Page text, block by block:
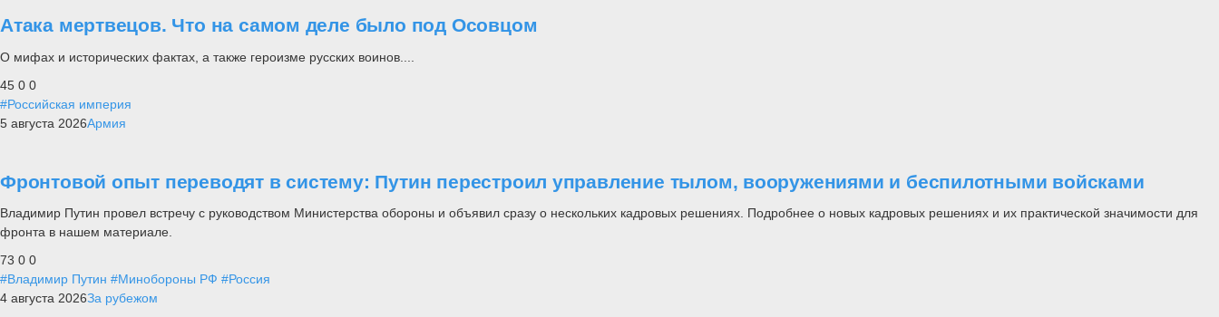
Атака мертвецов. Что на самом деле было под Осовцом
О мифах и исторических фактах, а также героизме русских воинов....
45 0 0
#Российская империя
5 августа 2026Армия
Фронтовой опыт переводят в систему: Путин перестроил управление тылом, вооружениями и беспилотными войсками
Владимир Путин провел встречу с руководством Министерства обороны и объявил сразу о нескольких кадровых решениях. Подробнее о новых кадровых решениях и их практической значимости для
фронта в нашем материале.
73 0 0
#Владимир Путин #Минобороны РФ #Россия
4 августа 2026За рубежом